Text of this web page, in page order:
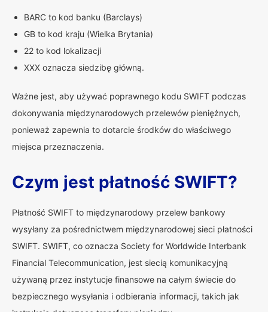
BARC to kod banku (Barclays)
GB to kod kraju (Wielka Brytania)
22 to kod lokalizacji
XXX oznacza siedzibę główną.
Ważne jest, aby używać poprawnego kodu SWIFT podczas
dokonywania międzynarodowych przelewów pieniężnych,
ponieważ zapewnia to dotarcie środków do właściwego
miejsca przeznaczenia.
Czym jest płatność SWIFT?
Płatność SWIFT to międzynarodowy przelew bankowy
wysyłany za pośrednictwem międzynarodowej sieci płatności
SWIFT. SWIFT, co oznacza Society for Worldwide Interbank
Financial Telecommunication, jest siecią komunikacyjną
używaną przez instytucje finansowe na całym świecie do
bezpiecznego wysyłania i odbierania informacji, takich jak